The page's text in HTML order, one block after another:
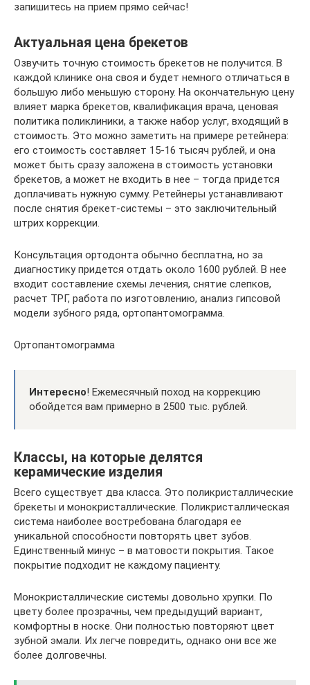
запишитесь на прием прямо сейчас!
Актуальная цена брекетов
Озвучить точную стоимость брекетов не получится. В
каждой клинике она своя и будет немного отличаться в
большую либо меньшую сторону. На окончательную цену
влияет марка брекетов, квалификация врача, ценовая
политика поликлиники, а также набор услуг, входящий в
стоимость. Это можно заметить на примере ретейнера:
его стоимость составляет 15-16 тысяч рублей, и она
может быть сразу заложена в стоимость установки
брекетов, а может не входить в нее – тогда придется
доплачивать нужную сумму. Ретейнеры устанавливают
после снятия брекет-системы – это заключительный
штрих коррекции.
Консультация ортодонта обычно бесплатна, но за
диагностику придется отдать около 1600 рублей. В нее
входит составление схемы лечения, снятие слепков,
расчет ТРГ, работа по изготовлению, анализ гипсовой
модели зубного ряда, ортопантомограмма.
Ортопантомограмма
Интересно! Ежемесячный поход на коррекцию
обойдется вам примерно в 2500 тыс. рублей.
Классы, на которые делятся
керамические изделия
Всего существует два класса. Это поликристаллические
брекеты и монокристаллические. Поликристаллическая
система наиболее востребована благодаря ее
уникальной способности повторять цвет зубов.
Единственный минус – в матовости покрытия. Такое
покрытие подходит не каждому пациенту.
Монокристаллические системы довольно хрупки. По
цвету более прозрачны, чем предыдущий вариант,
комфортны в носке. Они полностью повторяют цвет
зубной эмали. Их легче повредить, однако они все же
более долговечны.